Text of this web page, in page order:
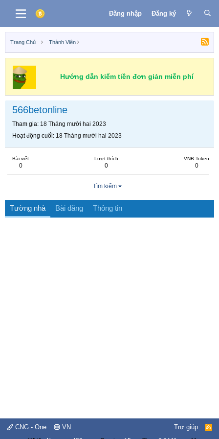
Đăng nhập Đăng ký
Trang Chủ Thành Viên
Hướng dẫn kiếm tiền đơn giản miễn phí
566betonline
Tham gia 18 Tháng mười hai 2023
Hoạt động cuối 18 Tháng mười hai 2023
Bài viết
0
Lượt thích
0
VNB Token
0
Tìm kiếm
Tường nhà Bài đăng Thông tin
CNG - One VN Trợ giúp
R